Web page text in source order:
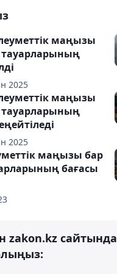
2025
маңызы
тауарларының
2025
маңызы
тауарларының
маңызы бар
бағасы
zakon.kz сайтында